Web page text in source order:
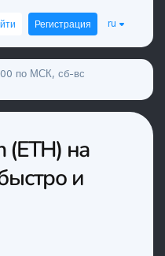
Регистрация ru
по МСК, сб-вс
на
и